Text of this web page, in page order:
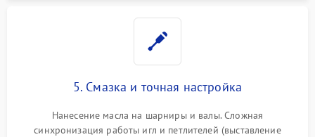
5. Смазка и точная настройка
Нанесение масла на шарниры и валы. Сложная
синхронизация работы игл и петлителей (выставление